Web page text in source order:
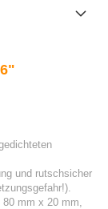
und rutschsicher
mm x 20 mm,